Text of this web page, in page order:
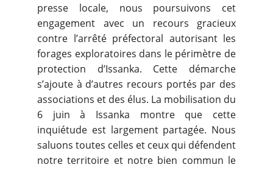
presse locale, nous poursuivons cet
engagement avec un recours gracieux
contre l’arrêté préfectoral autorisant les
forages exploratoires dans le périmètre de
protection d’Issanka. Cette démarche
s’ajoute à d’autres recours portés par des
associations et des élus. La mobilisation du
6 juin à Issanka montre que cette
inquiétude est largement partagée. Nous
saluons toutes celles et ceux qui défendent
notre territoire et notre bien commun le